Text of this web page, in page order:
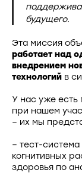
будущего.
Эта миссия
работает над
внедрением
технологий в
У нас уже есть
при нашем
– их мы
– тест-
когнитивных
здоровья по